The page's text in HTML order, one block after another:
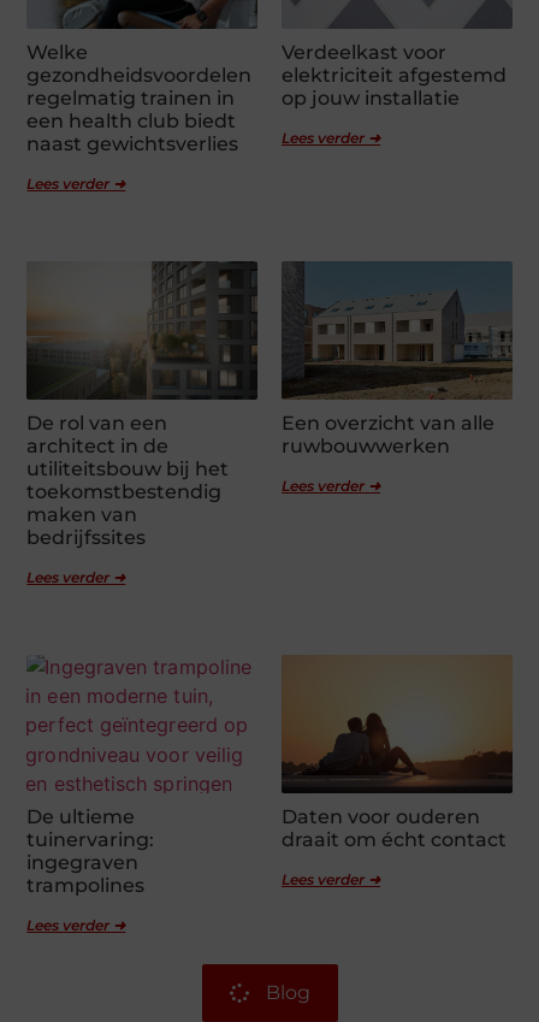
Welke
gezondheidsvoordelen
regelmatig trainen in
een health club biedt
naast gewichtsverlies
Lees verder ➜
Verdeelkast voor
elektriciteit afgestemd
op jouw installatie
Lees verder ➜
De rol van een
architect in de
utiliteitsbouw bij het
toekomstbestendig
maken van
bedrijfssites
Lees verder ➜
Een overzicht van alle
ruwbouwwerken
Lees verder ➜
De ultieme
tuinervaring:
ingegraven
trampolines
Lees verder ➜
Daten voor ouderen
draait om écht contact
Lees verder ➜
Blog